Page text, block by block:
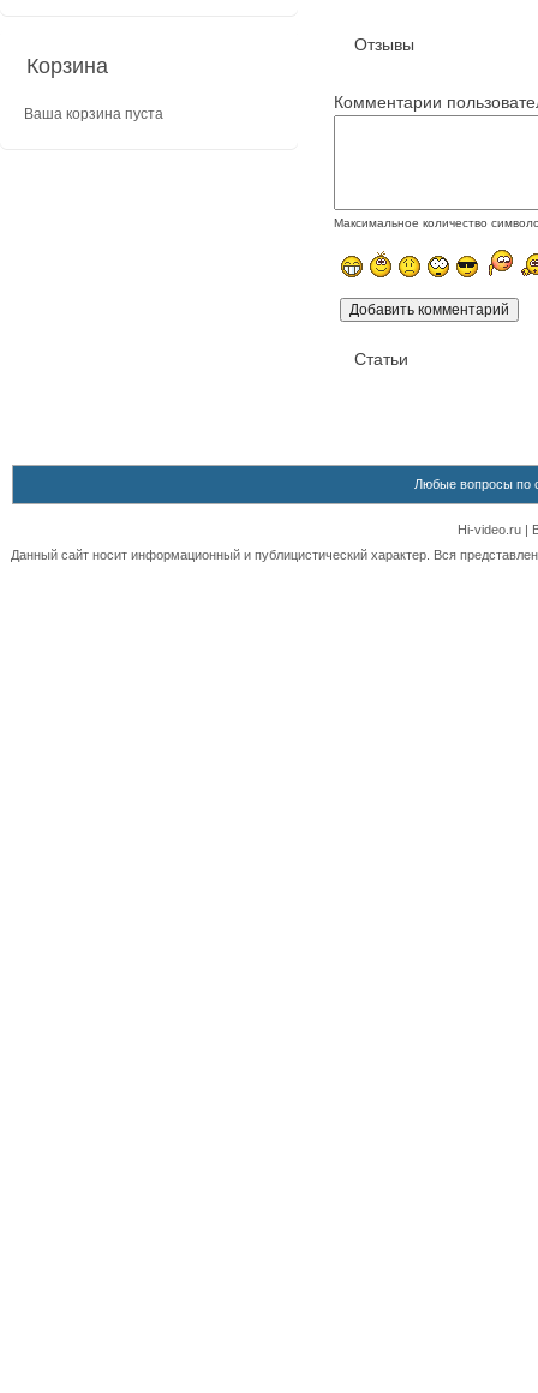
Корзина
Ваша корзина пуста
Отзывы
Комментарии
Максимальное количество
Статьи
Любые вопросы по
Hi-video.ru |
Данный сайт носит информационный и публицистический характер. Вся